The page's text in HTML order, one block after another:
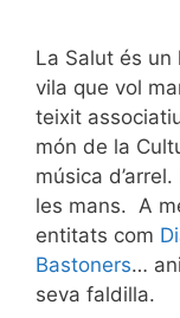
La Salut és
vila que vol
teixit
món de la
música
les mans. A
entitats com
Bastoners…
seva faldilla.